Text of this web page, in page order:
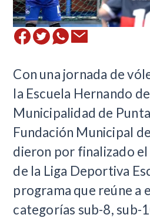
Con una jornada de
la Escuela Hernando
Municipalidad de
Fundación Municipal
dieron por finalizado
de la Liga Deportiva
programa que reúne a
categorías sub-8, sub-